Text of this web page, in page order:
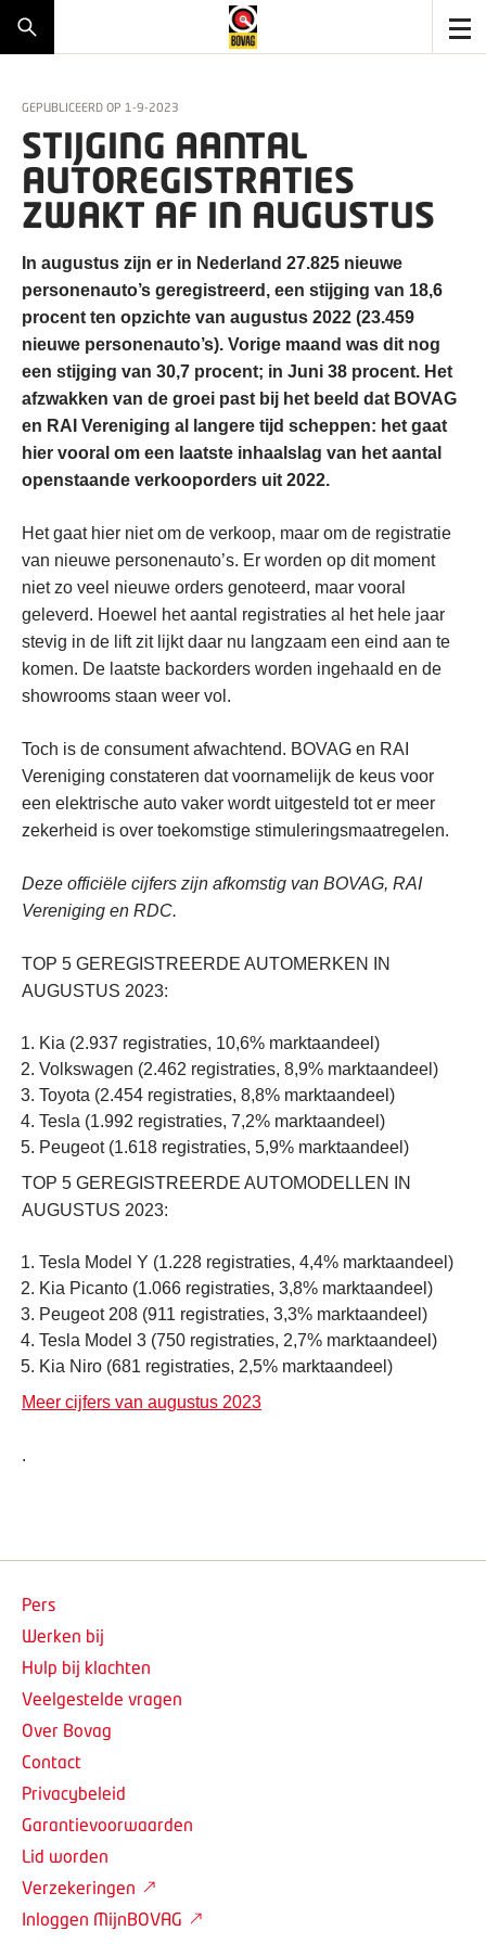
GEPUBLICEERD OP 1-9-2023
STIJGING AANTAL
AUTOREGISTRATIES
ZWAKT AF IN AUGUSTUS
In augustus zijn er in Nederland 27.825 nieuwe
personenauto’s geregistreerd, een stijging van 18,6
procent ten opzichte van augustus 2022 (23.459
nieuwe personenauto’s). Vorige maand was dit nog
een stijging van 30,7 procent; in Juni 38 procent. Het
afzwakken van de groei past bij het beeld dat BOVAG
en RAI Vereniging al langere tijd scheppen: het gaat
hier vooral om een laatste inhaalslag van het aantal
openstaande verkooporders uit 2022.
Het gaat hier niet om de verkoop, maar om de registratie
van nieuwe personenauto’s. Er worden op dit moment
niet zo veel nieuwe orders genoteerd, maar vooral
geleverd. Hoewel het aantal registraties al het hele jaar
stevig in de lift zit lijkt daar nu langzaam een eind aan te
komen. De laatste backorders worden ingehaald en de
showrooms staan weer vol.
Toch is de consument afwachtend. BOVAG en RAI
Vereniging constateren dat voornamelijk de keus voor
een elektrische auto vaker wordt uitgesteld tot er meer
zekerheid is over toekomstige stimuleringsmaatregelen.
Deze officiële cijfers zijn afkomstig van BOVAG, RAI
Vereniging en RDC.
TOP 5 GEREGISTREERDE AUTOMERKEN IN
AUGUSTUS 2023:
Kia (2.937 registraties, 10,6% marktaandeel)
Volkswagen (2.462 registraties, 8,9% marktaandeel)
Toyota (2.454 registraties, 8,8% marktaandeel)
Tesla (1.992 registraties, 7,2% marktaandeel)
Peugeot (1.618 registraties, 5,9% marktaandeel)
TOP 5 GEREGISTREERDE AUTOMODELLEN IN
AUGUSTUS 2023:
Tesla Model Y (1.228 registraties, 4,4% marktaandeel)
Kia Picanto (1.066 registraties, 3,8% marktaandeel)
Peugeot 208 (911 registraties, 3,3% marktaandeel)
Tesla Model 3 (750 registraties, 2,7% marktaandeel)
Kia Niro (681 registraties, 2,5% marktaandeel)
Meer cijfers van augustus 2023
.
Pers
Werken bij
Hulp bij klachten
Veelgestelde vragen
Over Bovag
Contact
Privacybeleid
Garantievoorwaarden
Lid worden
Verzekeringen
Inloggen MijnBOVAG